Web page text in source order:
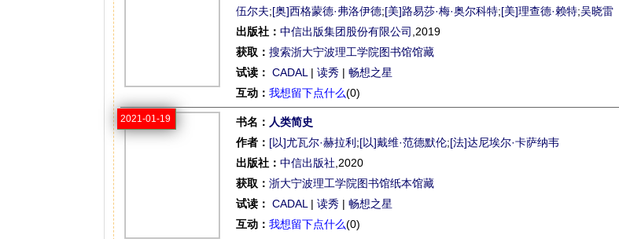
伍尔夫;[奥]西格蒙德·弗洛伊德;[美]路易莎·梅·奥尔科特;[美]理查德·赖特;吴晓雷
出版社： 中信出版集团股份有限公司 ,2019
获取： 搜索浙大宁波理工学院图书馆馆藏
试读： CADAL | 读秀 | 畅想之星
互动： 我想留下点什么(0)
2021-01-19 书名： 人类简史
作者： [以]尤瓦尔·赫拉利 ;[以]戴维·范德默伦;[法]达尼埃尔·卡萨纳韦
出版社： 中信出版社 ,2020
获取： 浙大宁波理工学院图书馆纸本馆藏
试读： CADAL | 读秀 | 畅想之星
互动： 我想留下点什么(0)